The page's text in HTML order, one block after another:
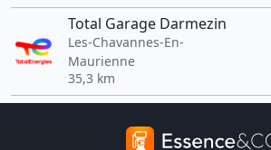
Total Garage Darmezin
Les-Chavannes-En-
Maurienne
35,3 km